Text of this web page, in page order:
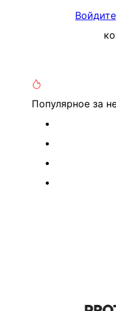
Войдите
Популярное за